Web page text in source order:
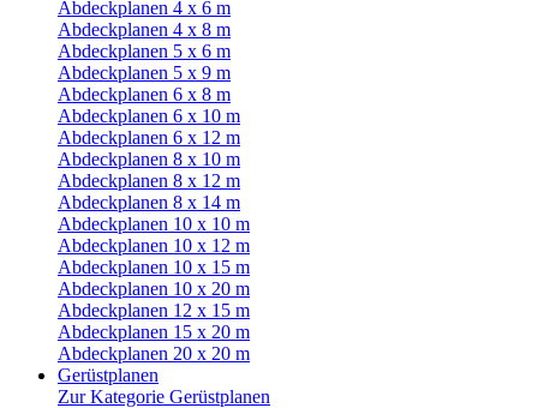
Abdeckplanen 4 x 6 m
Abdeckplanen 4 x 8 m
Abdeckplanen 5 x 6 m
Abdeckplanen 5 x 9 m
Abdeckplanen 6 x 8 m
Abdeckplanen 6 x 10 m
Abdeckplanen 6 x 12 m
Abdeckplanen 8 x 10 m
Abdeckplanen 8 x 12 m
Abdeckplanen 8 x 14 m
Abdeckplanen 10 x 10 m
Abdeckplanen 10 x 12 m
Abdeckplanen 10 x 15 m
Abdeckplanen 10 x 20 m
Abdeckplanen 12 x 15 m
Abdeckplanen 15 x 20 m
Abdeckplanen 20 x 20 m
Gerüstplanen
Zur Kategorie Gerüstplanen